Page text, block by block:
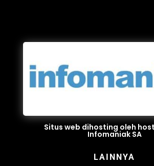
Situs web dihosting oleh
Infomaniak SA
LAINNYA